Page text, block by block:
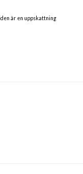
är en uppskattning